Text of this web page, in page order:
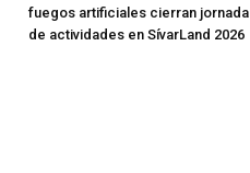
fuegos artificiales cierran jornada
de actividades en SívarLand 2026